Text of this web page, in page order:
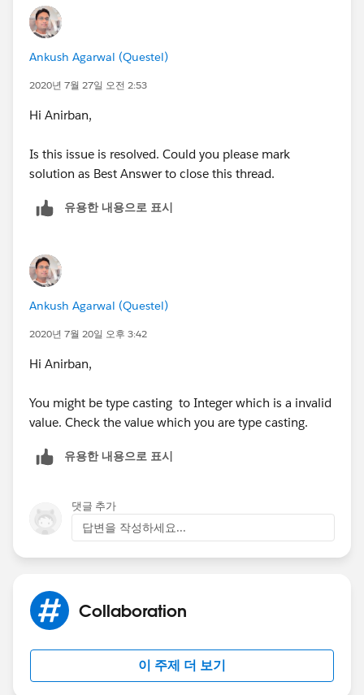
Ankush Agarwal (Questel)
2020년 7월 27일 오전 2:53
Hi Anirban,
Is this issue is resolved. Could you please mark
solution as Best Answer to close this thread.
유용한 내용으로 표시
Ankush Agarwal (Questel)
2020년 7월 20일 오후 3:42
Hi Anirban,
You might be type casting to Integer which is a invalid
value. Check the value which you are type casting.
유용한 내용으로 표시
댓글 추가
답변을 작성하세요...
Collaboration
이 주제 더 보기